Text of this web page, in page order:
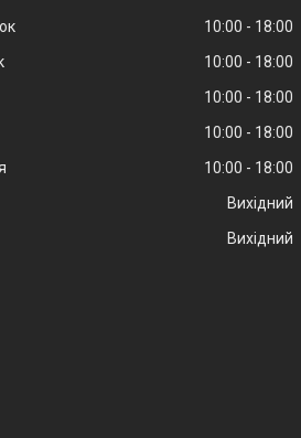
10:00
18:00
10:00
18:00
10:00
18:00
10:00
18:00
10:00
18:00
Вихідний
Вихідний